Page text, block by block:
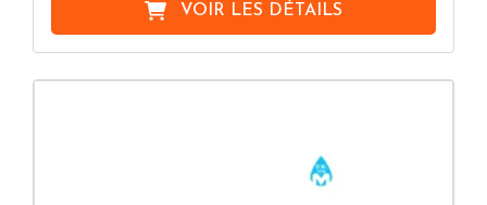
VOIR LES DÉTAILS